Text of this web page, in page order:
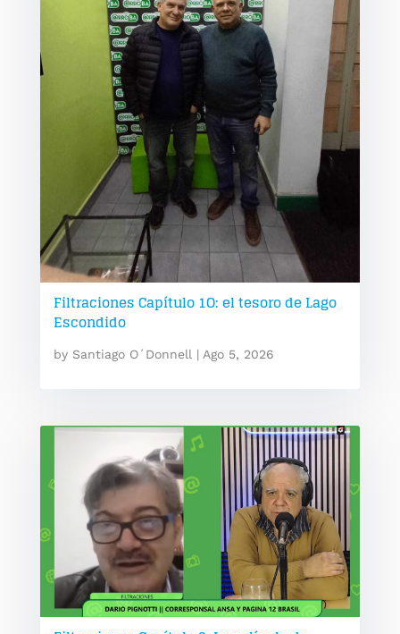
Filtraciones Capítulo 1O: el tesoro de Lago
Escondido
by Santiago O´Donnell| Ago 5, 2026